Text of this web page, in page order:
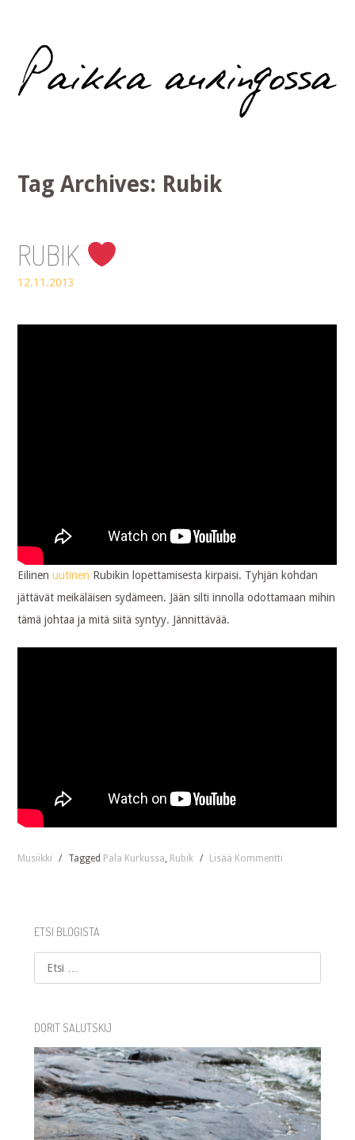
Paikka auringossa
Tag Archives: Rubik
RUBIK
12.11.2013
Eilinenuutinen Rubikin lopettamisesta kirpaisi. Tyhjän kohdan
jättävät meikäläisen sydämeen. Jään silti innolla odottamaan mihin
tämä johtaa ja mitä siitä syntyy. Jännittävää.
Musiikki / Tagged Pala Kurkussa, Rubik / Lisää Kommentti
ETSI BLOGISTA
Etsi
DORIT SALUTSKIJ